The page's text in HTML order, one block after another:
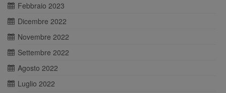
Febbraio 2023
Dicembre 2022
Novembre 2022
Settembre 2022
Agosto 2022
Luglio 2022